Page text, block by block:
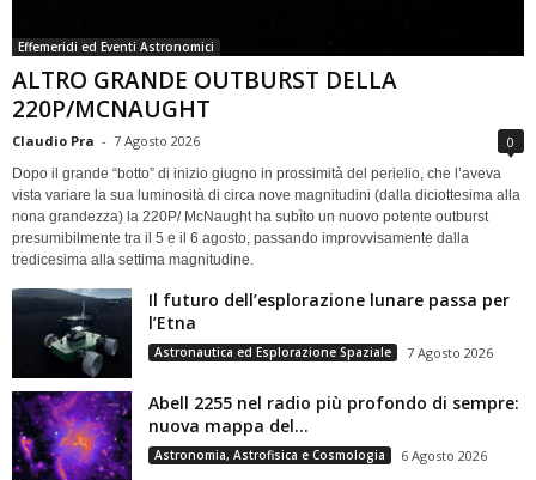
Effemeridi ed Eventi Astronomici
ALTRO GRANDE OUTBURST DELLA
220P/MCNAUGHT
Claudio Pra - 7 Agosto 2026 0
Dopo il grande “botto” di inizio giugno in prossimità del perielio, che l’aveva
vista variare la sua luminosità di circa nove magnitudini (dalla diciottesima alla
nona grandezza) la 220P/ McNaught ha subìto un nuovo potente outburst
presumibilmente tra il 5 e il 6 agosto, passando improvvisamente dalla
tredicesima alla settima magnitudine.
Il futuro dell’esplorazione lunare passa per
l’Etna
Astronautica ed Esplorazione Spaziale 7 Agosto 2026
Abell 2255 nel radio più profondo di sempre:
nuova mappa del...
Astronomia, Astrofisica e Cosmologia 6 Agosto 2026